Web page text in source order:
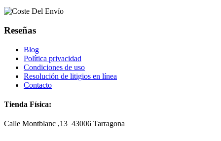
Reseñas
Blog
Política privacidad
Condiciones de uso
Resolución de litigios en línea
Contacto
Tienda Física:
Calle Montblanc ,13 43006 Tarragona